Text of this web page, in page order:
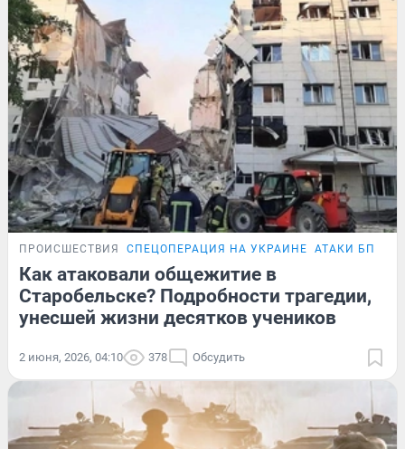
ПРОИСШЕСТВИЯ СПЕЦОПЕРАЦИЯ НА УКРАИНЕ АТАКИ БПЛА
Как атаковали общежитие в
Старобельске? Подробности трагедии,
унесшей жизни десятков учеников
2 июня, 2026, 04:10 378 Обсудить